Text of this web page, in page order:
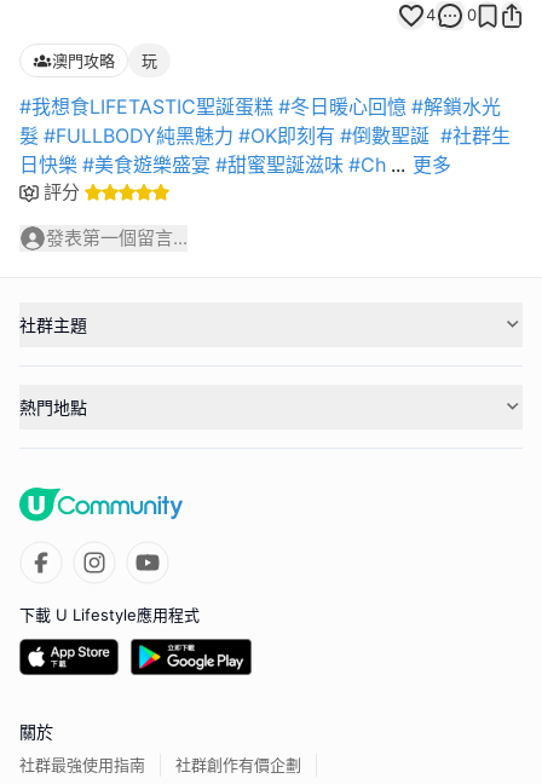
4 0
澳門攻略 玩
#我想食LIFETASTIC聖誕蛋糕 #冬日暖心回憶 #解鎖水光
髮 #FULLBODY純黑魅力 #OK即刻有 #倒數聖誕 #社群生
日快樂 #美食遊樂盛宴 #甜蜜聖誕滋味 #Ch ... 更多
評分
發表第一個留言...
社群主題
熱門地點
下載 U Lifestyle應用程式
關於
社群最強使用指南 社群創作有價企劃